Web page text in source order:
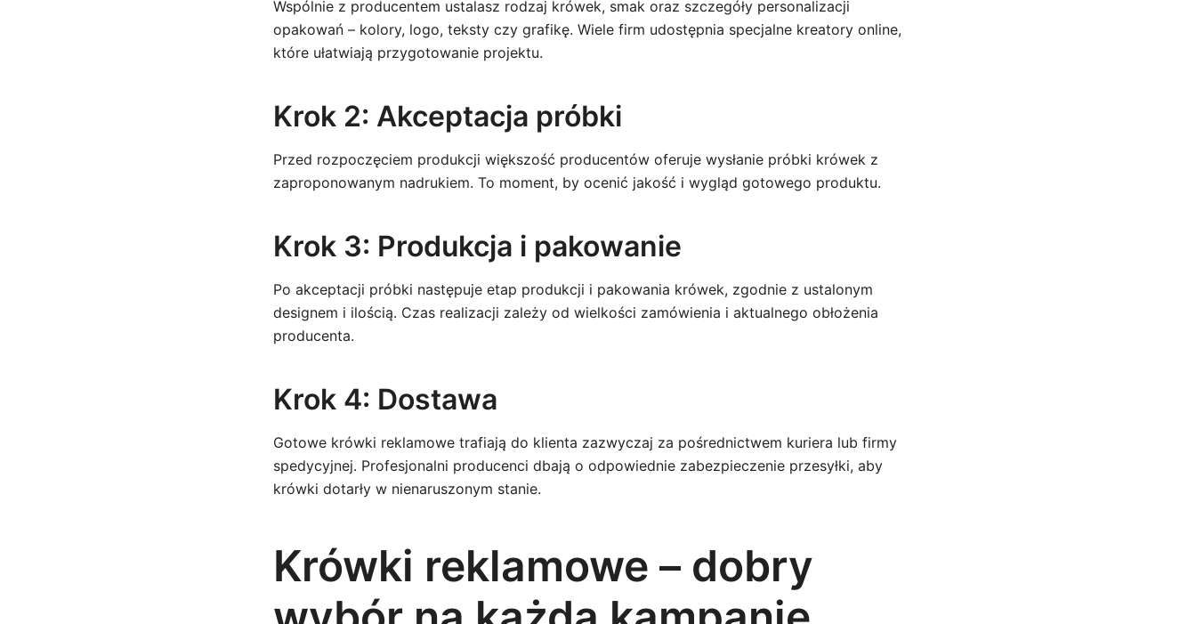
Wspólnie z producentem ustalasz rodzaj krówek, smak oraz szczegóły personalizacji
opakowań – kolory, logo, teksty czy grafikę. Wiele firm udostępnia specjalne kreatory online,
które ułatwiają przygotowanie projektu.
Krok 2: Akceptacja próbki
Przed rozpoczęciem produkcji większość producentów oferuje wysłanie próbki krówek z
zaproponowanym nadrukiem. To moment, by ocenić jakość i wygląd gotowego produktu.
Krok 3: Produkcja i pakowanie
Po akceptacji próbki następuje etap produkcji i pakowania krówek, zgodnie z ustalonym
designem i ilością. Czas realizacji zależy od wielkości zamówienia i aktualnego obłożenia
producenta.
Krok 4: Dostawa
Gotowe krówki reklamowe trafiają do klienta zazwyczaj za pośrednictwem kuriera lub firmy
spedycyjnej. Profesjonalni producenci dbają o odpowiednie zabezpieczenie przesyłki, aby
krówki dotarły w nienaruszonym stanie.
Krówki reklamowe – dobry